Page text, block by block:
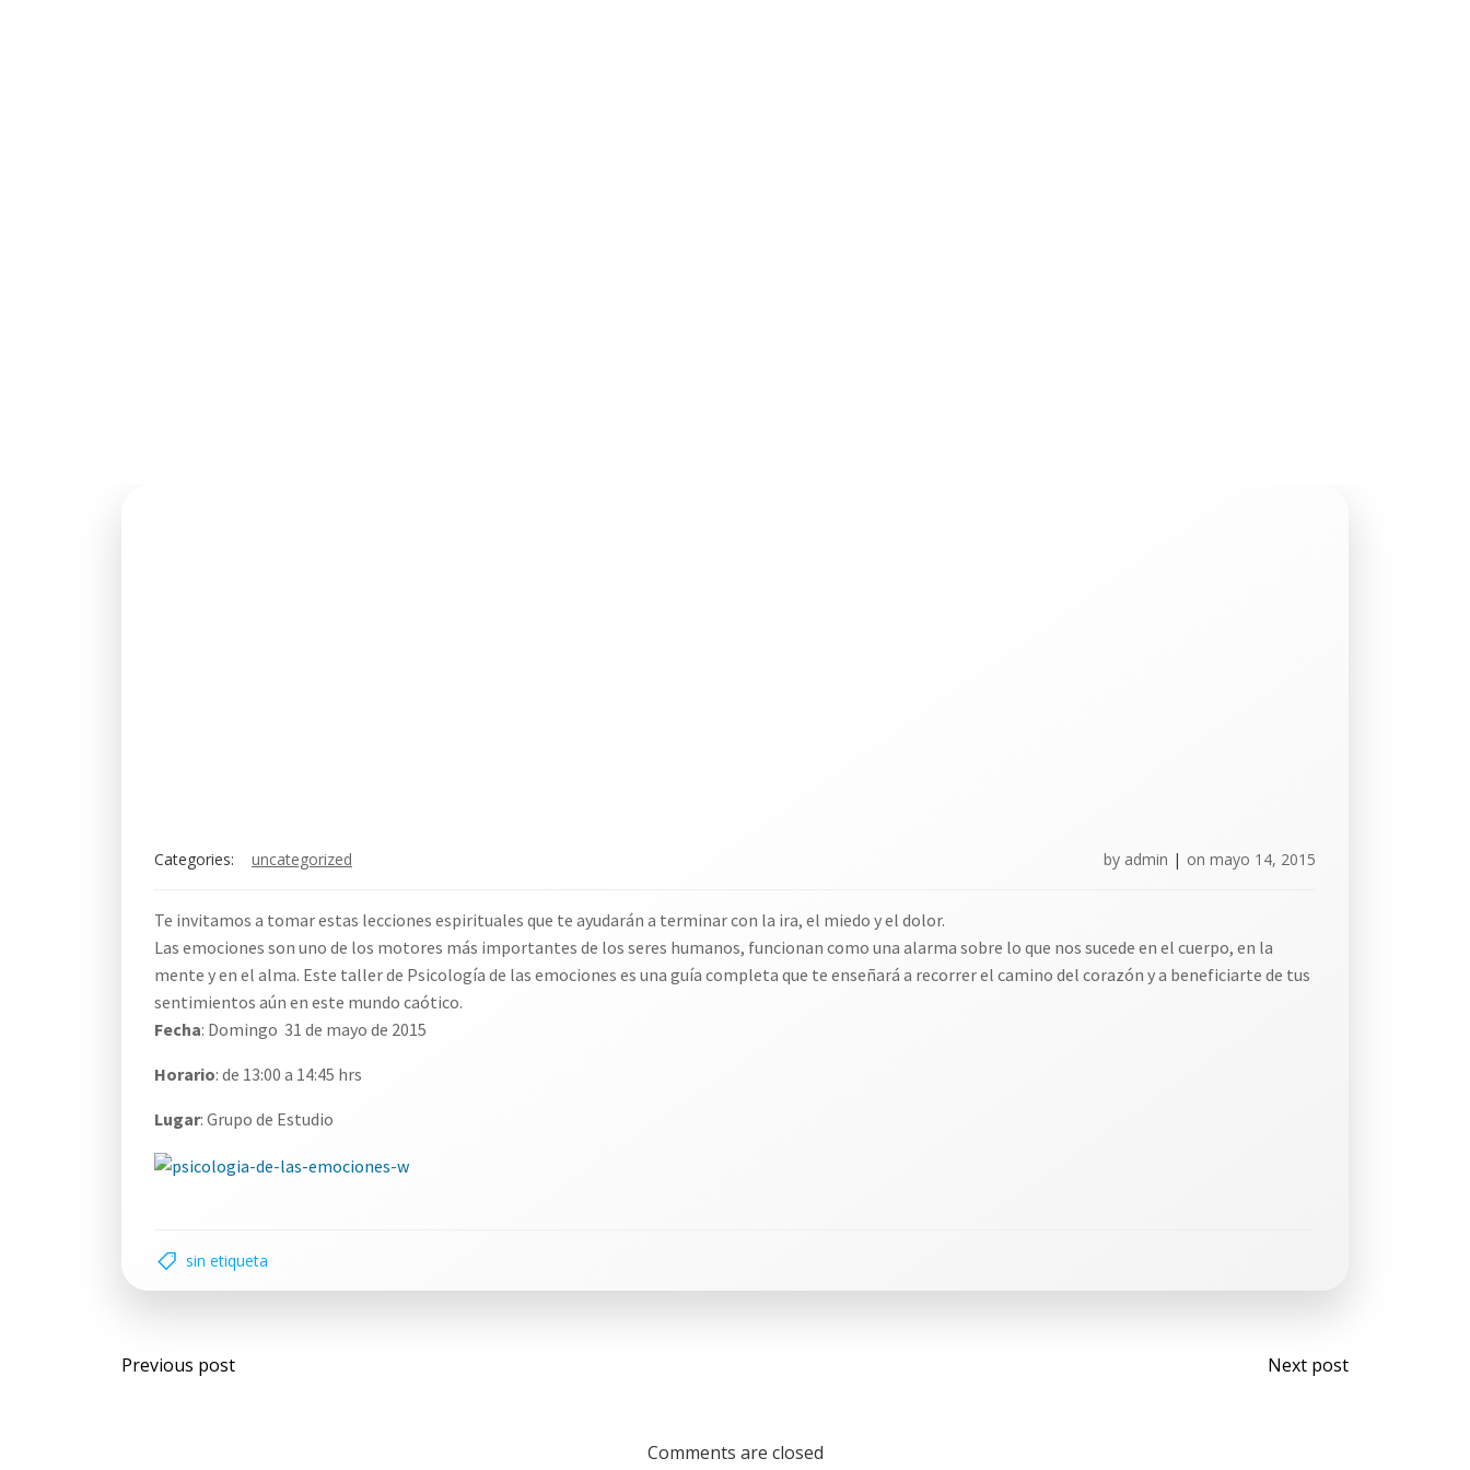
Categories: uncategorized by admin | on mayo 14, 2015
Te invitamos a tomar estas lecciones espirituales que te ayudarán a terminar con la ira, el miedo y el dolor.
Las emociones son uno de los motores más importantes de los seres humanos, funcionan como una alarma sobre lo que nos sucede en el cuerpo, en la
mente y en el alma. Este taller de Psicología de las emociones es una guía completa que te enseñará a recorrer el camino del corazón y a beneficiarte de tus
sentimientos aún en este mundo caótico.
Fecha: Domingo 31 de mayo de 2015
Horario: de 13:00 a 14:45 hrs
Lugar: Grupo de Estudio
sin etiqueta
Previous post Next post
Comments are closed